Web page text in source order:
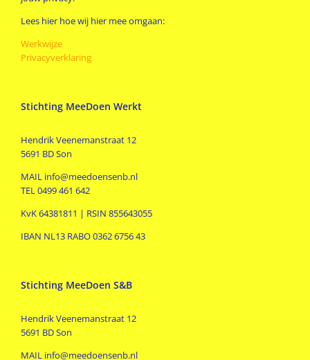
Lees hier hoe wij hier mee omgaan:
Werkwijze
Privacyverklaring
Stichting MeeDoen Werkt
Hendrik Veenemanstraat 12
5691 BD Son
MAIL info@meedoensenb.nl
TEL 0499 461 642
KvK 64381811 | RSIN 855643055
IBAN NL13 RABO 0362 6756 43
Stichting MeeDoen S&B
Hendrik Veenemanstraat 12
5691 BD Son
MAIL info@meedoensenb.nl